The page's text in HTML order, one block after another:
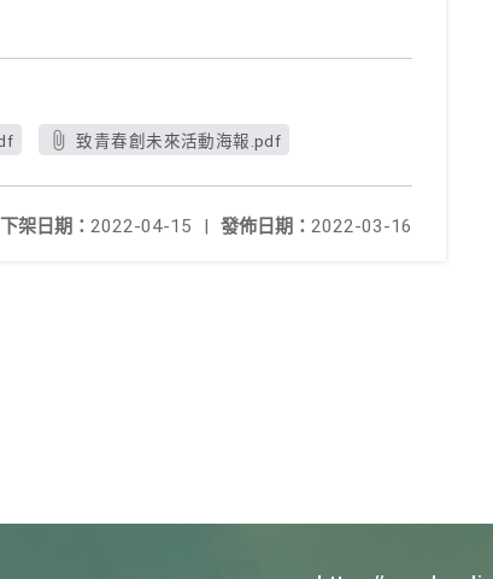
致青春創未來活動海報.pdf
發佈日期： 2022-03-16
下架日期： 2022-04-15 |